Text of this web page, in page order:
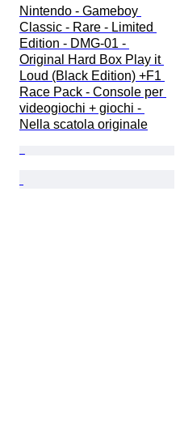
Nintendo - Gameboy
Classic - Rare - Limited
Edition - DMG-01 -
Original Hard Box Play it
Loud (Black Edition) +F1
Race Pack - Console per
videogiochi + giochi -
Nella scatola originale